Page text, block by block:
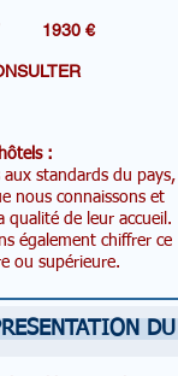
/ 1930 €
:
standards du pays,
nous connaissons et
de leur accueil.
également chiffrer ce
ou supérieure.